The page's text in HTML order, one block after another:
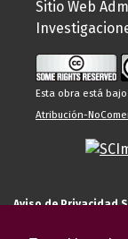
Sitio Web
Esta obra está
Atribución-
Aviso de Privacidad